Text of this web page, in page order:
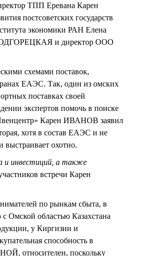
ТПП Еревана Карен
постсоветских государств
экономики РАН Елена
и директор ООО
схемами поставок,
ЕАЭС. Так, один из омских
поставках своей
экспертов помочь в поиске
Карен ИВАНОВ заявил
хотя в состав ЕАЭС и не
выстраивает охотно.
и инвестиций, а также
встречи Карен
по рынкам сбыта, в
с Омской областью Казахстана
у Киргизии и
способность в
относителен, поскольку